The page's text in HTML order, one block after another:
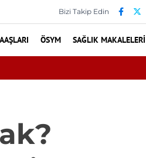
Bizi Takip Edin
ÖSYM SAĞLIK MAKALELERI
Doğru Tedavi Seçimi